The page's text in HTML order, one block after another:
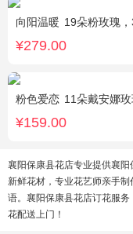
向阳温暖 19朵粉玫瑰，3朵向日葵，
¥279.00
粉色爱恋 11朵戴安娜玫瑰，满天星、绿
¥159.00
襄阳保康县花店专业提供襄
新鲜花材，专业花艺师亲手
语。襄阳保康县花店订花服
花配送上门！